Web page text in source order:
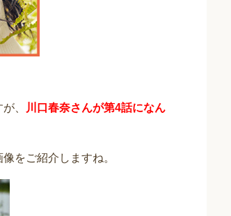
、
川口春奈さんが第4話になん
をご紹介しますね。